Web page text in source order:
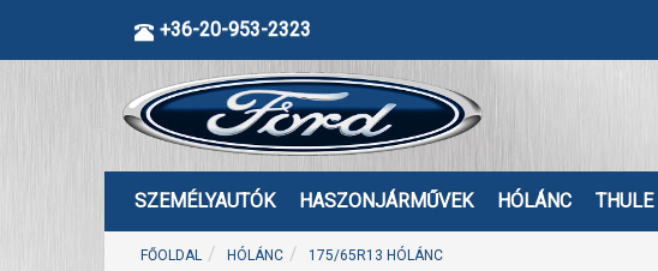
+36-20-953-2323
SZEMÉLYAUTÓK HASZONJÁRMŰVEK HÓLÁNC THULE
FŐOLDAL HÓLÁNC 175/65R13 HÓLÁNC